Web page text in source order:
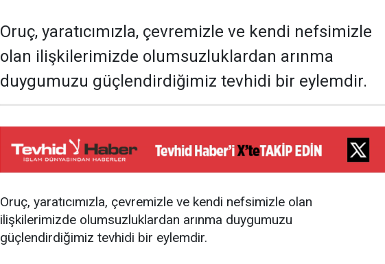
Oruç, yaratıcımızla, çevremizle ve kendi nefsimizle
olan ilişkilerimizde olumsuzluklardan arınma
duygumuzu güçlendirdiğimiz tevhidi bir eylemdir.
Oruç, yaratıcımızla, çevremizle ve kendi nefsimizle olan
ilişkilerimizde olumsuzluklardan arınma duygumuzu
güçlendirdiğimiz tevhidi bir eylemdir.